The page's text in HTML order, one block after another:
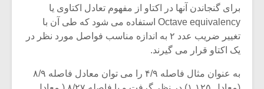
برای گنجاندن آنها در اکتاو از مفهوم تعادل اکتاوی یا
Octave equivalency استفاده می شود که طی آن با
تغییر ضریب عدد ۲ به اندازه مناسب فواصل مورد نظر در
یک اکتاو قرار می گیرند.
به عنوان مثال فاصله ۴/۹ را می توان معادل فاصله ۸/۹